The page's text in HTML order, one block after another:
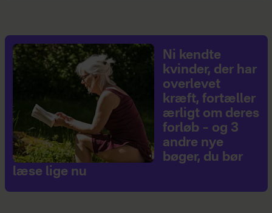
Ni kendte
kvinder, der har
overlevet
kræft, fortæller
ærligt om deres
forløb – og 3
andre nye
bøger, du bør
læse lige nu